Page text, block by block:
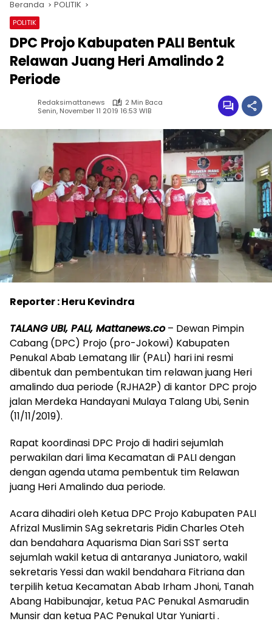
Beranda POLITIK
POLITIK
DPC Projo Kabupaten PALI Bentuk
Relawan Juang Heri Amalindo 2
Periode
Redaksimattanews
2 Min Baca
Senin, November 11 2019 16:53 WIB
Reporter : Heru Kevindra
TALANG UBI, PALI, Mattanews.co– Dewan Pimpin
Cabang (DPC) Projo (pro-Jokowi) Kabupaten
Penukal Abab Lematang Ilir (PALI) hari ini resmi
dibentuk dan pembentukan tim relawan juang Heri
amalindo dua periode (RJHA2P) di kantor DPC projo
jalan Merdeka Handayani Mulaya Talang Ubi, Senin
(11/11/2019).
Rapat koordinasi DPC Projo di hadiri sejumlah
perwakilan dari lima Kecamatan di PALI dengan
dengan agenda utama pembentuk tim Relawan
juang Heri Amalindo dua periode.
Acara dihadiri oleh Ketua DPC Projo Kabupaten PALI
Afrizal Muslimin SAg sekretaris Pidin Charles Oteh
dan bendahara Aquarisma Dian Sari SST serta
sejumlah wakil ketua di antaranya Juniatoro, wakil
sekretaris Yessi dan wakil bendahara Fitriana dan
terpilih ketua Kecamatan Abab Irham Jhoni, Tanah
Abang Habibunajar, ketua PAC Penukal Asmarudin
Munsir dan ketua PAC Penukal Utar Yuniarti .